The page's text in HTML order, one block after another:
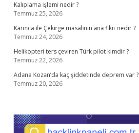
Kalıplama işlemi nedir ?
Temmuz 25, 2026
Karınca ile Çekirge masalının ana fikri nedir ?
Temmuz 24, 2026
Helikopteri ters çeviren Türk pilot kimdir ?
Temmuz 22, 2026
Adana Kozan’da kaç şiddetinde deprem var ?
Temmuz 20, 2026